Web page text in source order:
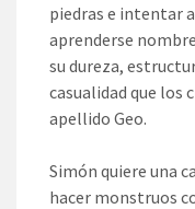
piedras e intentar
aprenderse
su dureza,
casualidad que los
apellido Geo.
Simón quiere una
hacer monstruos